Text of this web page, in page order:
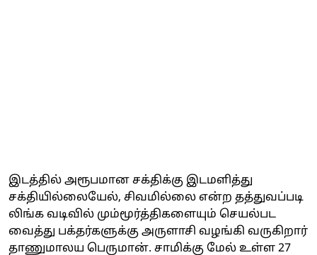
இடத்தில் அரூபமான சக்திக்கு இடமளித்து
சக்தியில்லையேல், சிவமில்லை என்ற தத்துவப்படி
லிங்க வடிவில் மும்மூர்த்திகளையும் செயல்பட
வைத்து பக்தர்களுக்கு அருளாசி வழங்கி வருகிறார்
தாணுமாலய பெருமான். சாமிக்கு மேல் உள்ள 27